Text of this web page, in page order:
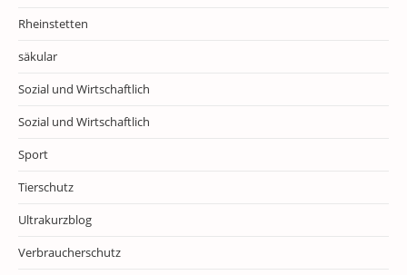
Rheinstetten
säkular
Sozial und Wirtschaftlich
Sozial und Wirtschaftlich
Sport
Tierschutz
Ultrakurzblog
Verbraucherschutz